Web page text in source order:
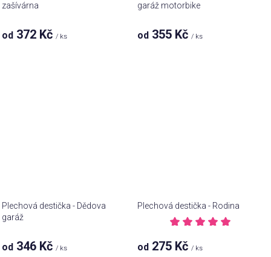
zašívárna
od 372 Kč/ ks
garáž motorbike
od 355 Kč/ ks
Plechová destička - Dědova
garáž
Průměrné
hodnocení
od 346 Kč / ks
Plechová destička - Rodina
hodnocení
produktu
od 275 Kč / ks